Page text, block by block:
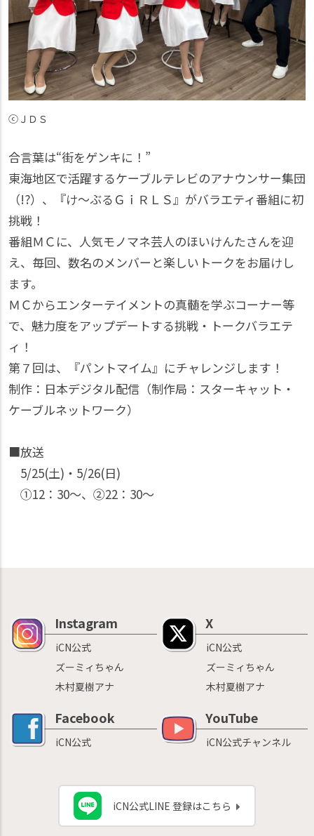
ⓒＪＤＳ
合言葉は“街をゲンキに！”
東海地区で活躍するケーブルテレビのアナウンサー集団
（!?）、『け～ぶるＧｉＲＬＳ』がバラエティ番組に初
挑戦！
番組ＭＣに、人気モノマネ芸人のほいけんたさんを迎
え、毎回、数名のメンバーと楽しいトークをお届けし
ます。
ＭＣからエンターテイメントの真髄を学ぶコーナー等
で、魅力度をアップデートする挑戦・トークバラエテ
ィ！
第７回は、『パントマイム』にチャレンジします！
制作：日本デジタル配信（制作局：スターキャット・
ケーブルネットワーク）
■放送
5/25(土)・5/26(日)
①12：30〜、②22：30〜
Instagram
iCN公式
ズーミィちゃん
木村夏樹アナ
X
iCN公式
ズーミィちゃん
木村夏樹アナ
Facebook
iCN公式
YouTube
iCN公式チャンネル
iCN公式LINE 登録はこちら